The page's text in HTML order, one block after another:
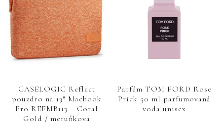
CASELOGIC Reflect
pouzdro na 13″ Macbook
Pro REFMB113 – Coral
Gold / meruňková
Parfém TOM FORD Rose
Prick 50 ml parfumovaná
voda unisex